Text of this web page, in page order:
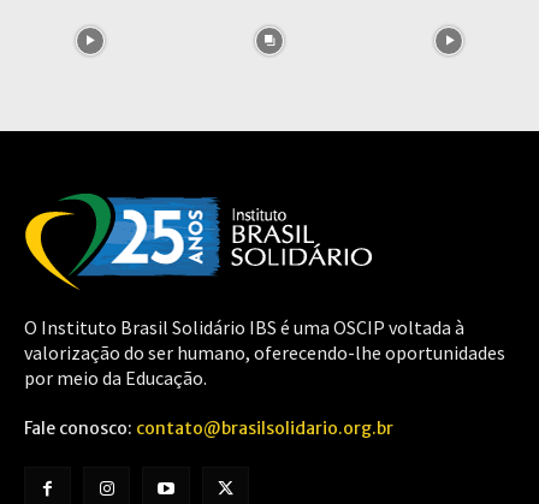
O Instituto Brasil Solidário IBS é uma OSCIP voltada à
valorização do ser humano, oferecendo-lhe oportunidades
por meio da Educação.
Fale conosco: contato@brasilsolidario.org.br